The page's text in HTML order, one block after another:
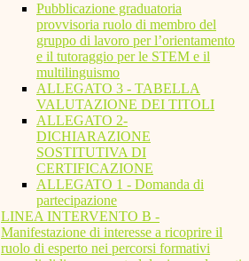
Pubblicazione graduatoria
provvisoria ruolo di membro del
gruppo di lavoro per l’orientamento
e il tutoraggio per le STEM e il
multilinguismo
ALLEGATO 3 - TABELLA
VALUTAZIONE DEI TITOLI
ALLEGATO 2-
DICHIARAZIONE
SOSTITUTIVA DI
CERTIFICAZIONE
ALLEGATO 1 - Domanda di
partecipazione
LINEA INTERVENTO B -
Manifestazione di interesse a ricoprire il
ruolo di esperto nei percorsi formativi